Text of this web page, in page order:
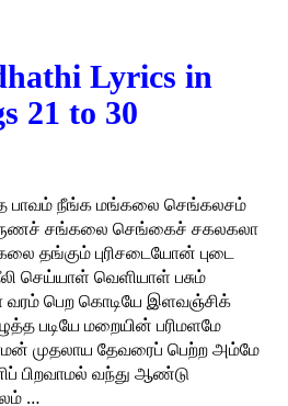
Lyrics in
21 to 30
பாவம் நீங்க மங்கலை செங்கலசம்
சங்கலை செங்கைச் சகலகலா
தங்கும் புரிசடையோன் புடை
செய்யாள் வெளியாள் பசும்
வரம் பெற கொடியே இளவஞ்சிக்
படியே மறையின் பரிமளமே
முதலாய தேவரைப் பெற்ற அம்மே
பிறவாமல் வந்து ஆண்டு
…